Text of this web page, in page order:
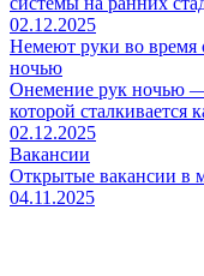
02.12.2025
Немеют руки во время
ночью
Онемение рук ночью —
которой сталкивается
02.12.2025
Вакансии
Открытые вакансии в
04.11.2025